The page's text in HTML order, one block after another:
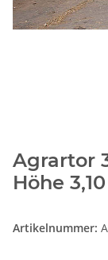
Agrartor
Höhe
Artikelnummer: